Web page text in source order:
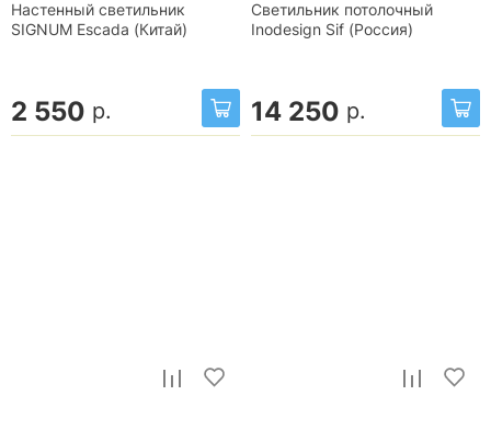
Настенный светильник
SIGNUM Escada (Китай)
2 550 р.
Светильник потолочный
Inodesign Sif (Россия)
14 250 р.